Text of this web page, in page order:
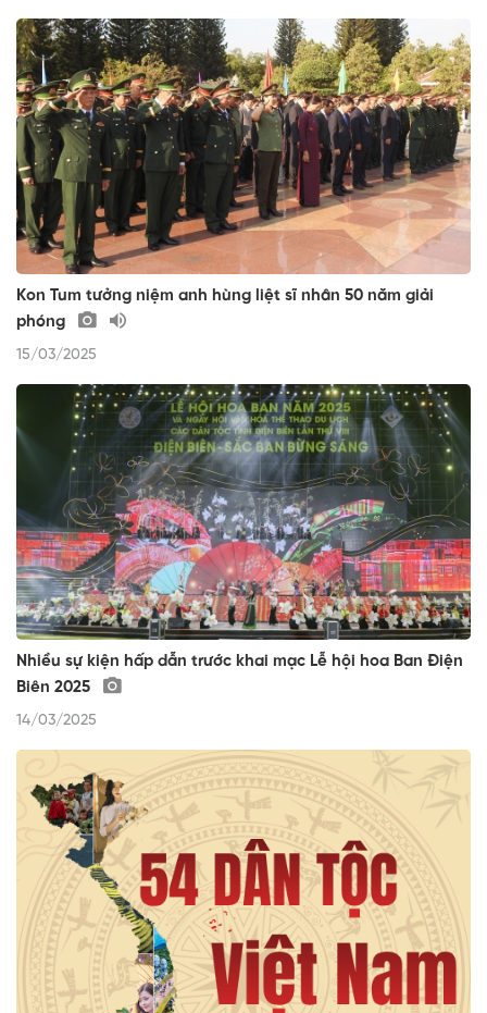
Kon Tum tưởng niệm anh hùng liệt sĩ nhân 50 năm giải
phóng
15/03/2025
Nhiều sự kiện hấp dẫn trước khai mạc Lễ hội hoa Ban Điện
Biên 2025
14/03/2025